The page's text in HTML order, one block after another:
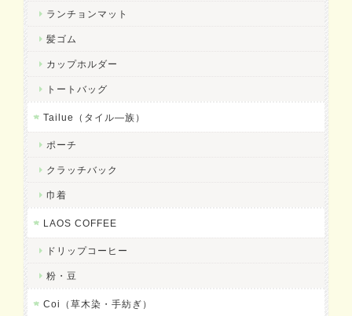
ランチョンマット
髪ゴム
カップホルダー
トートバッグ
Tailue（タイル―族）
ポーチ
クラッチバック
巾着
LAOS COFFEE
ドリップコーヒー
粉・豆
Coi（草木染・手紡ぎ）